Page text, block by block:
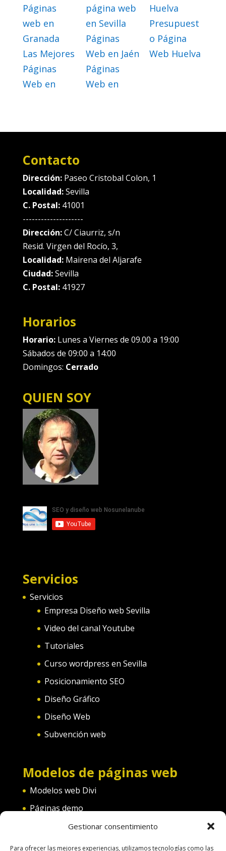
Gestionar consentimiento
Para ofrecer las mejores experiencias, utilizamos tecnologías como las
Páginas
web en
Granada
Las Mejores
Páginas
Web en
página web
en Sevilla
Páginas
Web en Jaén
Páginas
Web en
Huelva
Presupuest
o Página
Web Huelva
Contacto
Dirección: Paseo Cristobal Colon, 1
Localidad:Sevilla
C. Postal:41001
--------------------
Dirección:C/ Ciaurriz, s/n
Resid. Virgen del Rocío, 3,
Localidad:Mairena del Aljarafe
Ciudad:Sevilla
C. Postal:41927
Horarios
Horario:Lunes a Viernes de 09.00 a 19:00
Sábados de 09:00 a 14:00
Domingos: Cerrado
QUIEN SOY
Servicios
Servicios
Empresa Diseño web Sevilla
Video del canal Youtube
Tutoriales
Curso wordpress en Sevilla
Posicionamiento SEO
Diseño Gráfico
Diseño Web
Subvención web
Modelos de páginas web
Modelos web Divi
Páginas demo
Web convento
Web diferentes categorías